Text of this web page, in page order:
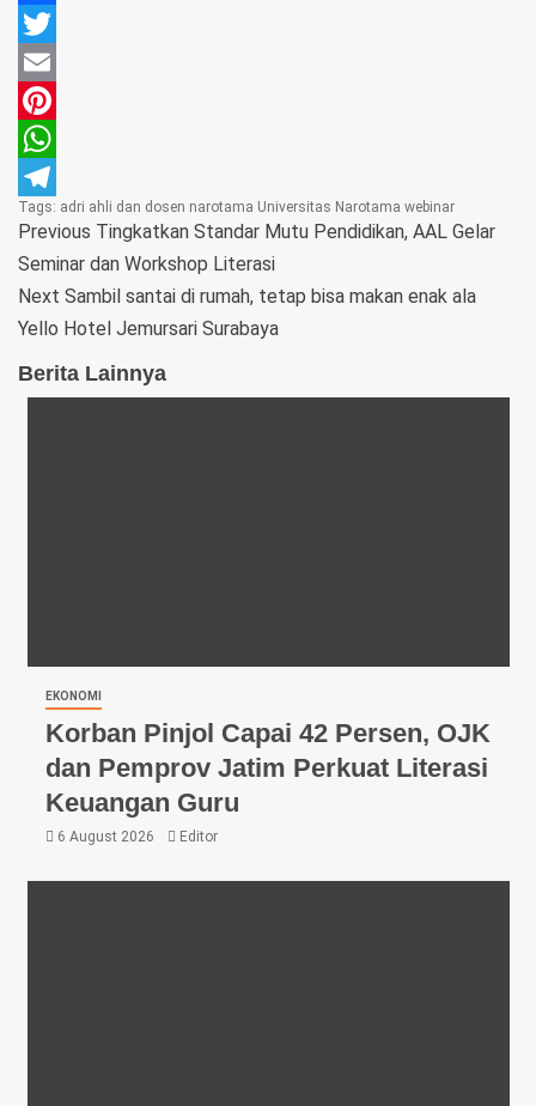
Facebook
Twitter
Email
Pinterest
WhatsApp
Telegram
Tags: adri ahli dan dosen narotama Universitas Narotama webinar
Previous Tingkatkan Standar Mutu Pendidikan, AAL Gelar
Seminar dan Workshop Literasi
Next Sambil santai di rumah, tetap bisa makan enak ala
Yello Hotel Jemursari Surabaya
Berita Lainnya
EKONOMI
Korban Pinjol Capai 42 Persen, OJK
dan Pemprov Jatim Perkuat Literasi
Keuangan Guru
6 August 2026 Editor